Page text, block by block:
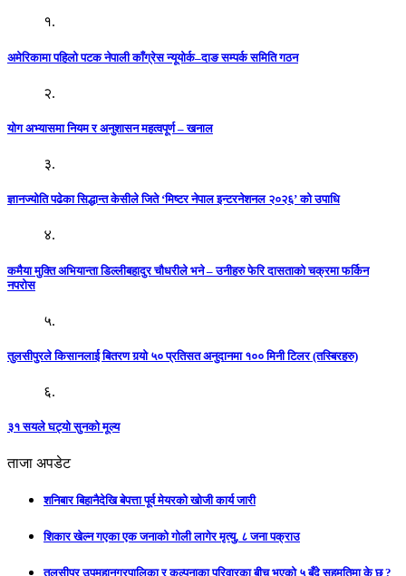
१.
अमेरिकामा पहिलो पटक नेपाली काँग्रेस न्यूयोर्क–दाङ सम्पर्क समिति गठन
२.
योग अभ्यासमा नियम र अनुशासन महत्वपूर्ण – खनाल
३.
ज्ञानज्योति पढेका सिद्धान्त केसीले जिते ‘मिष्टर नेपाल इन्टरनेशनल २०२६’ को उपाधि
४.
कमैया मुक्ति अभियान्ता डिल्लीबहादुर चौधरीले भने – उनीहरु फेरि दासताको चक्रमा फर्किन
नपरोस
५.
तुलसीपुरले किसानलाई बितरण गर्‍यो ५० प्रतिसत अनुदानमा १०० मिनी टिलर (तस्बिरहरु)
६.
३१ सयले घट्यो सुनको मूल्य
ताजा अपडेट
शनिबार बिहानैदेखि बेपत्ता पूर्व मेयरको खोजी कार्य जारी
शिकार खेल्न गएका एक जनाको गोली लागेर मृत्यु, ८ जना पक्राउ
तुलसीपुर उपमहानगरपालिका र कल्पनाका परिवारका बीच भएको ५ बुँदे सहमतिमा के छ ?